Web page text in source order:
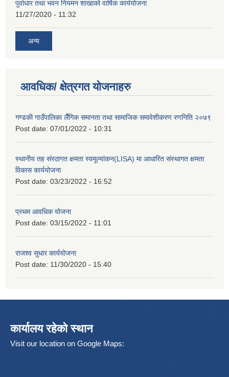
पुर्वाधार तथा भवन नियमन शाखाको वार्षिक कार्ययोजना
11/27/2020 - 11:32
अन्य
आवधिक/ क्षेत्रगत योजनाहरु
गण्डकी गाउँपालिका लैँगिक समानता तथा सामाजिक समावेशीकरण रणनिति २०७९
Post date: 07/01/2022 - 10:31
स्थानीय तह संस्ठागत क्षमता स्वमूल्यांकन(LISA) मा आधारित संस्थागत क्षमता
विकास कार्ययोजना
Post date: 03/23/2022 - 16:52
प्रथम आवधिक योजना
Post date: 03/15/2022 - 11:01
राजश्व सुधार कार्ययोजना
Post date: 11/30/2020 - 15:40
कार्यालय रहेको स्थान
Visit our location on Google Maps: